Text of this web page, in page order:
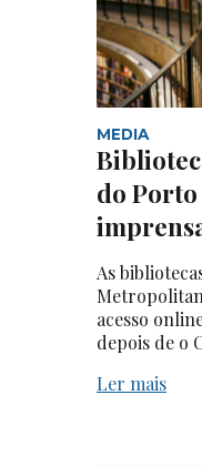
MEDIA
do Porto
As
acesso
depois de o
Ler mais